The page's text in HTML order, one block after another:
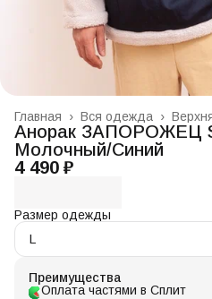
Вся одежда ›
Главная ›
Анорак ЗАПОРОЖЕЦ
Молочный/Синий
4 490 ₽
Размер одежды
L
Преимущества
Оплата частями в Сплит